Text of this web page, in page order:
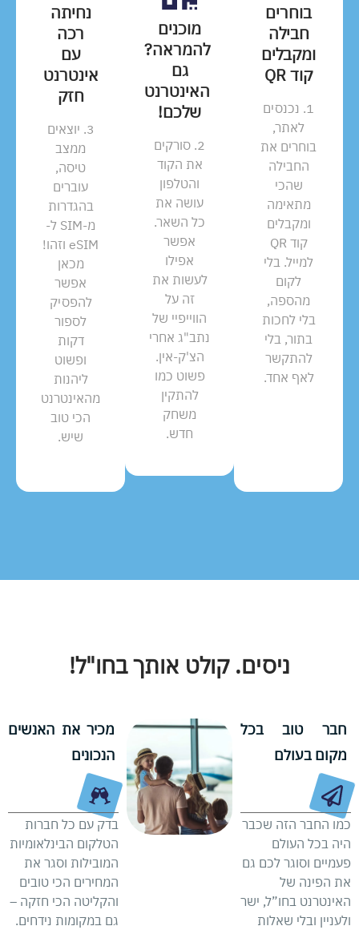
בוחרים
חבילה
ומקבלים
קוד QR
1. נכנסים
לאתר,
בוחרים את
החבילה
שהכי
מתאימה
ומקבלים
קוד QR
למייל. בלי
לקום
מהספה,
בלי לחכות
בתור, בלי
להתקשר
לאף אחד.
מוכנים
להמראה?
גם
האינטרנט
שלכם!
2. סורקים
את הקוד
והטלפון
עושה את
כל השאר.
אפשר
אפילו
לעשות את
זה על
הווייפיי של
נתב"ג אחרי
הצ'ק-אין.
פשוט כמו
להתקין
משחק
חדש.
נחיתה
רכה
עם
אינטרנט
חזק
3. יוצאים
ממצב
טיסה,
עוברים
בהגדרות
מ-SIM ל-
eSIM וזהו!
מכאן
אפשר
להפסיק
לספור
דקות
ופשוט
ליהנות
מהאינטרנט
הכי טוב
שיש.
ניסים. קולט אותך בחו"ל!
חבר טוב בכל
מקום בעולם
כמו החבר הזה שכבר
היה בכל העולם
פעמיים וסוגר לכם גם
את הפינה של
האינטרנט בחו”ל, ישר
ולעניין ובלי שאלות
מכיר את האנשים
הנכונים
בדק עם כל חברות
הטלקום הבינלאומיות
המובילות וסגר את
המחירים הכי טובים
והקליטה הכי חזקה –
גם במקומות נידחים.